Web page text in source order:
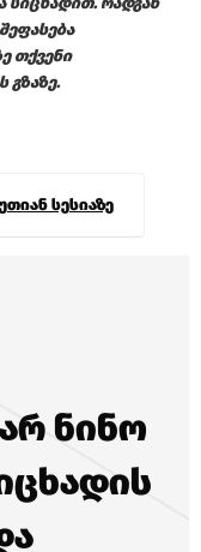
თქვენი
გზაზე.
სესიაზე
ნინო